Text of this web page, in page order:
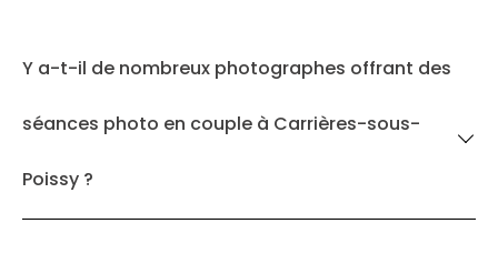
Y a-t-il de nombreux photographes offrant des
séances photo en couple à Carrières-sous-
Poissy ?